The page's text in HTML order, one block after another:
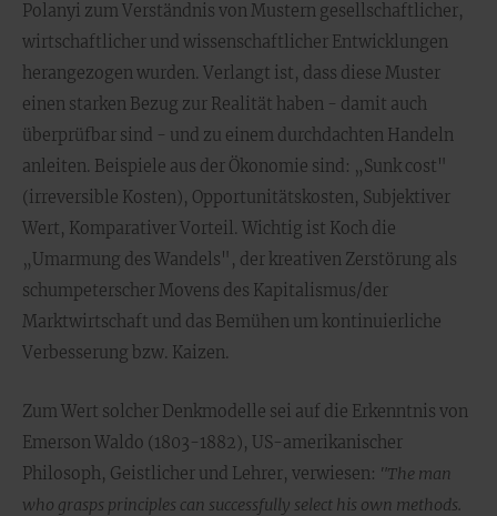
Polanyi zum Verständnis von Mustern gesellschaftlicher,
wirtschaftlicher und wissenschaftlicher Entwicklungen
herangezogen wurden. Verlangt ist, dass diese Muster
einen starken Bezug zur Realität haben - damit auch
überprüfbar sind - und zu einem durchdachten Handeln
anleiten. Beispiele aus der Ökonomie sind: „Sunk cost"
(irreversible Kosten), Opportunitätskosten, Subjektiver
Wert, Komparativer Vorteil. Wichtig ist Koch die
„Umarmung des Wandels", der kreativen Zerstörung als
schumpeterscher Movens des Kapitalismus/der
Marktwirtschaft und das Bemühen um kontinuierliche
Verbesserung bzw. Kaizen.
Zum Wert solcher Denkmodelle sei auf die Erkenntnis von
Emerson Waldo (1803-1882), US-amerikanischer
Philosoph, Geistlicher und Lehrer, verwiesen: "The man
who grasps principles can successfully select his own methods.